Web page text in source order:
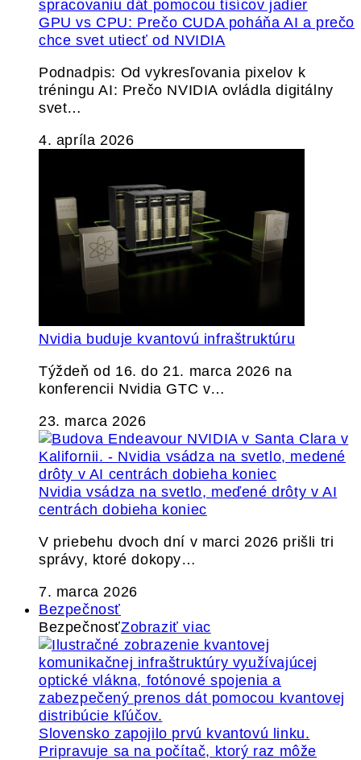
GPU vs CPU: Prečo CUDA poháňa AI a prečo
chce svet utiecť od NVIDIA
Podnadpis: Od vykresľovania pixelov k
tréningu AI: Prečo NVIDIA ovládla digitálny
svet…
4. apríla 2026
Nvidia buduje kvantovú infraštruktúru
Týždeň od 16. do 21. marca 2026 na
konferencii Nvidia GTC v…
23. marca 2026
Nvidia vsádza na svetlo, meďené drôty v AI
centrách dobieha koniec
V priebehu dvoch dní v marci 2026 prišli tri
správy, ktoré dokopy…
7. marca 2026
Bezpečnosť
BezpečnosťZobraziť viac
Slovensko zapojilo prvú kvantovú linku.
Pripravuje sa na počítač, ktorý raz môže